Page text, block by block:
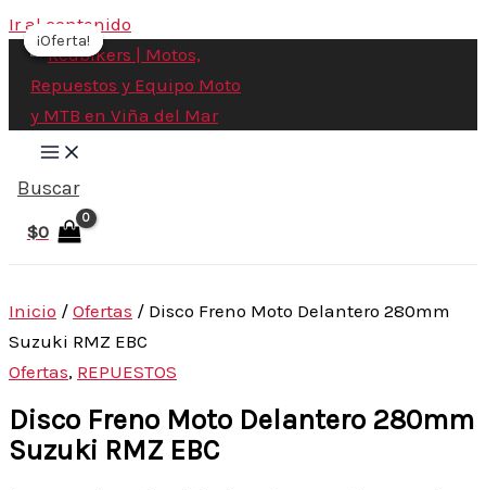
Ir al contenido
Buscar
$0
¡Oferta!
Inicio / Ofertas / Disco Freno Moto Delantero 280mm
Suzuki RMZ EBC
Ofertas, REPUESTOS
Disco Freno Moto Delantero 280mm
Suzuki RMZ EBC
¡Oferta!
¡Oferta!